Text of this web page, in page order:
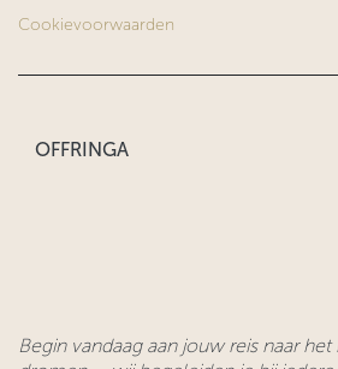
Cookievoorwaarden
OFFRINGA
Begin vandaag aan jouw reis naar het